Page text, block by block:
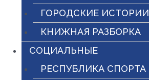
ГОРОДСКИЕ ИСТОРИИ
КНИЖНАЯ РАЗБОРКА
СОЦИАЛЬНЫЕ
РЕСПУБЛИКА СПОРТА